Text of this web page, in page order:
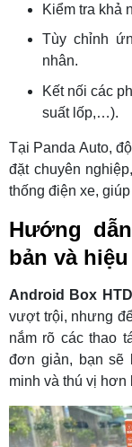
Kiểm tra khả
Tùy chỉnh
nhân.
Kết nối các
suất lốp,…).
Tại Panda Auto,
đặt chuyên
thống điện xe,
Hướng
bản và
Android Box
vượt trội, nhưng
nắm rõ các thao
đơn giản, bạn sẽ
minh và thú vị hơn